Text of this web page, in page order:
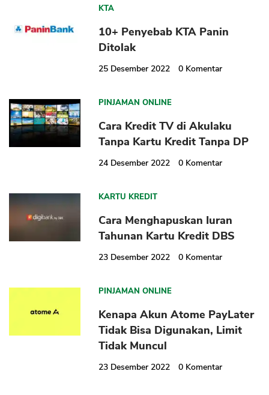
KTA
10+ Penyebab KTA Panin
Ditolak
25 Desember 2022 0 Komentar
PINJAMAN ONLINE
Cara Kredit TV di Akulaku
Tanpa Kartu Kredit Tanpa DP
24 Desember 2022 0 Komentar
KARTU KREDIT
Cara Menghapuskan Iuran
Tahunan Kartu Kredit DBS
23 Desember 2022 0 Komentar
PINJAMAN ONLINE
Kenapa Akun Atome PayLater
Tidak Bisa Digunakan, Limit
Tidak Muncul
23 Desember 2022 0 Komentar